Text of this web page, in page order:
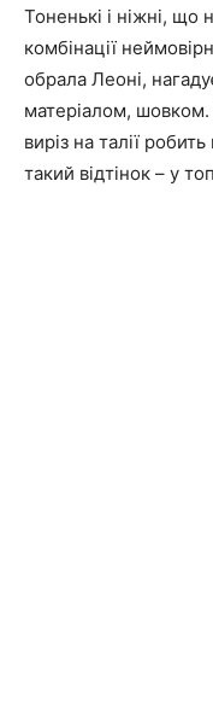
Тоненькі і ніжні, що
комбінації
обрала Леоні,
матеріалом, шовком.
виріз на талії
такий відтінок – у